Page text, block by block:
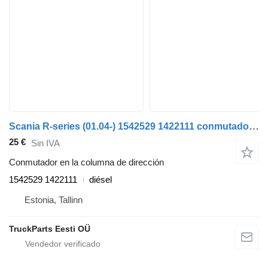
Scania R-series (01.04-) 1542529 1422111 conmutador en la columna de dirección para Scania P,G,R,T-series (2004-2017) cabeza tractora
25 € Sin IVA
Conmutador en la columna de dirección
1542529 1422111
diésel
Estonia, Tallinn
TruckParts Eesti OÜ